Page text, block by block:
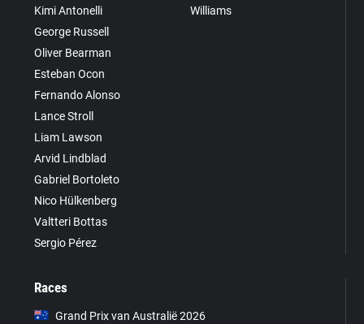
Kimi Antonelli
George Russell
Oliver Bearman
Esteban Ocon
Fernando Alonso
Lance Stroll
Liam Lawson
Arvid Lindblad
Gabriel Bortoleto
Nico Hülkenberg
Valtteri Bottas
Sergio Pérez
Williams
Races
Grand Prix van Australië 2026